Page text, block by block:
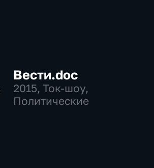
Вести.doc
2015, Ток-шоу,
Политические